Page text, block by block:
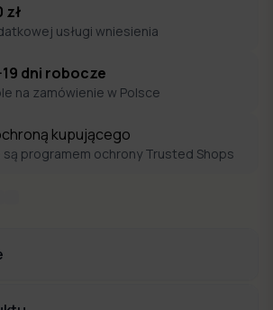
zł
usługi wniesienia
dni robocze
na zamówienie w Polsce
kupującego
są programem ochrony Trusted Shops